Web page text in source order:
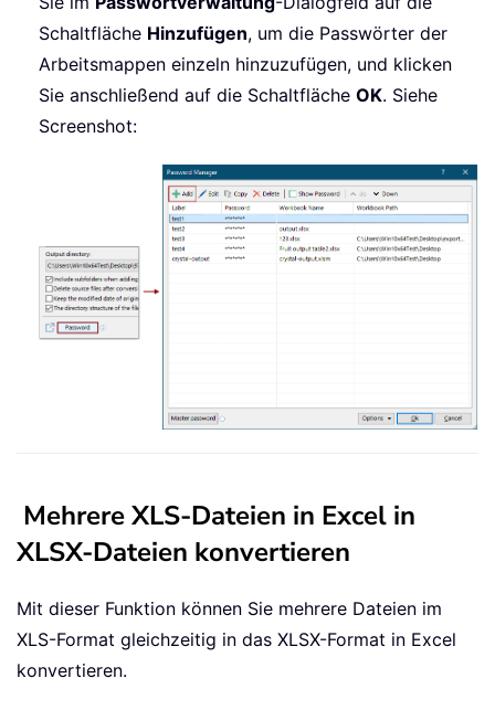
Schaltfläche Hinzufügen, um die Passwörter der
Arbeitsmappen einzeln hinzuzufügen, und klicken
Sie anschließend auf die Schaltfläche OK. Siehe
Screenshot:
Mehrere XLS-Dateien in Excel in
XLSX-Dateien konvertieren
Mit dieser Funktion können Sie mehrere Dateien im
XLS-Format gleichzeitig in das XLSX-Format in Excel
konvertieren.